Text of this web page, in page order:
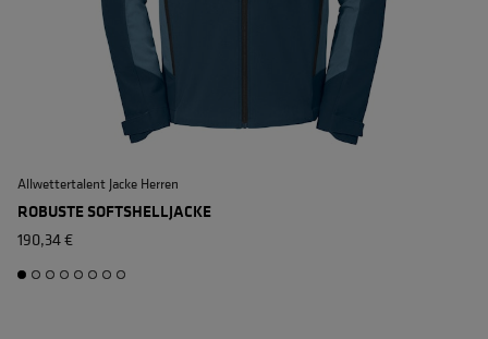
Allwettertalent Jacke Herren
ROBUSTE SOFTSHELLJACKE
190,34 €